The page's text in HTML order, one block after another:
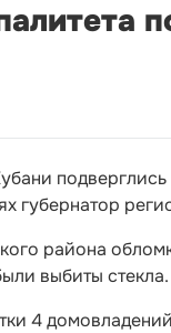
губернатор
района
выбиты стекла.
4